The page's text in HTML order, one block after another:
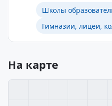
Школы
Гимназии, лицеи,
На карте